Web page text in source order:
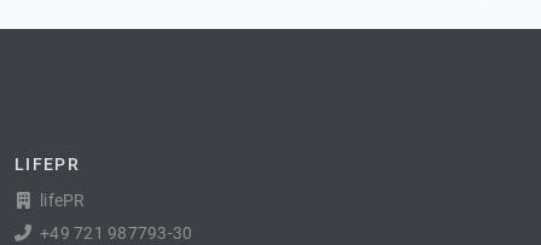
LIFEPR
lifePR
+49 721 987793-30